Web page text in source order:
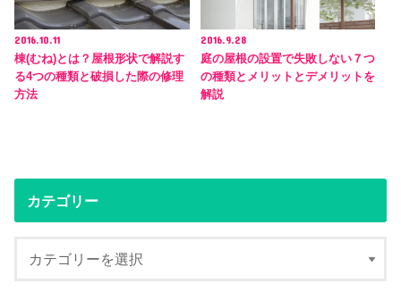
2016.10.11
棟(むね)とは？屋根形状で解説す
る4つの種類と破損した際の修理
方法
2016.9.28
庭の屋根の設置で失敗しない７つ
の種類とメリットとデメリットを
解説
カテゴリー